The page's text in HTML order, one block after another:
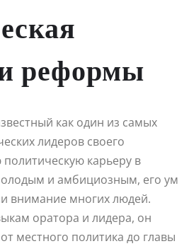
реформы
как один из самых
лидеров своего
карьеру в
и амбициозным, его ум
внимание многих людей.
оратора и лидера, он
местного политика до главы